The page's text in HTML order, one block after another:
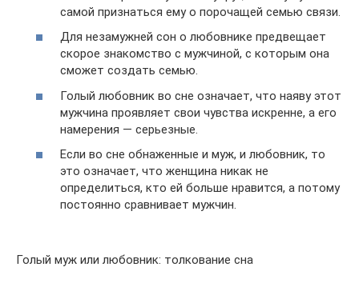
самой признаться ему о порочащей семью связи.
Для незамужней сон о любовнике предвещает
скорое знакомство с мужчиной, с которым она
сможет создать семью.
Голый любовник во сне означает, что наяву этот
мужчина проявляет свои чувства искренне, а его
намерения — серьезные.
Если во сне обнаженные и муж, и любовник, то
это означает, что женщина никак не
определиться, кто ей больше нравится, а потому
постоянно сравнивает мужчин.
Голый муж или любовник: толкование сна